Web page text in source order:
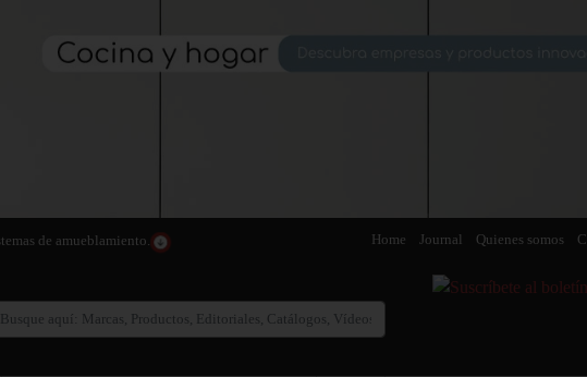
de amueblamiento. Home Journal Quienes somos